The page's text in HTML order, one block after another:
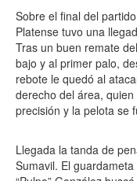
Sobre el final del
Platense tuvo una
Tras un buen remate
bajo y al primer palo,
rebote le quedó al
derecho del área,
precisión y la pelota se
Llegada la tanda de
Sumavil. El